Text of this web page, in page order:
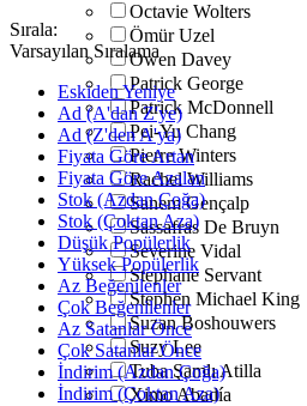
Octavie Wolters
Ömür Uzel
Owen Davey
Patrick George
Patrick McDonnell
Pei-Yu Chang
Pierre Winters
Rachel Williams
Sanem Gençalp
Sassafras De Bruyn
Severine Vidal
Stephane Servant
Stephen Michael King
Suzan Boshouwers
Suzy Lee
Tuba Şamlı Atilla
Ximo Abadía
Sırala:
Varsayılan Sıralama
Eskiden Yeniye
Ad (A'dan Z'ye)
Ad (Z'den A'ya)
Fiyata Göre Artan
Fiyata Göre Azalan
Stok (Azdan Çoğa)
Stok (Çoktan Aza)
Düşük Popülerlik
Yüksek Popülerlik
Az Beğenilenler
Çok Beğenilenler
Az Satanlar Önce
Çok Satanlar Önce
İndirim (Azdan Çoğa)
İndirim (Çoktan Aza)